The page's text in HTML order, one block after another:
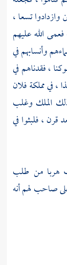
وازدادوا تسعا ،
الله عليهم
وأنسابهم في
، فقدناهم في
، في مملكة فلان
الملك وغلب
، فلبثوا في
هربا من طلب
صاحب لهم أنه